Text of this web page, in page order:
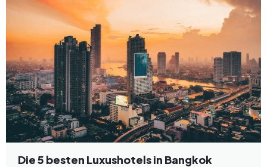
Die 5 besten Luxushotels in Bangkok